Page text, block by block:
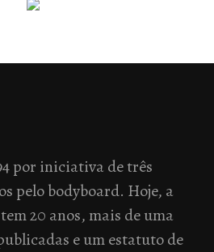
por iniciativa de três
pelo bodyboard. Hoje, a
20 anos, mais de uma
e um estatuto de